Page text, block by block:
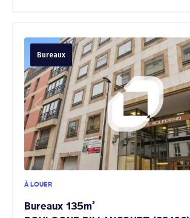
Bureaux
À LOUER
Bureaux 135m²